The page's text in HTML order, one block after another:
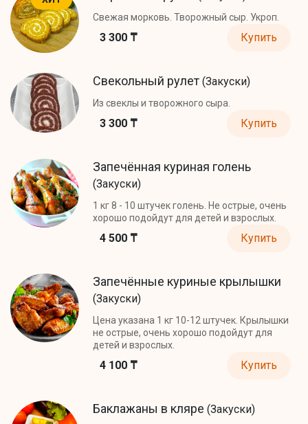
Свежая морковь. Творожный сыр. Укроп.
3 300 ₸ Купить
Свекольный рулет (Закуски)
Из свеклы и творожного сыра.
3 300 ₸ Купить
Запечённая куриная голень
(Закуски)
1 кг 8 - 10 штучек голень. Не острые, очень
хорошо подойдут для детей и взрослых.
4 500 ₸ Купить
Запечённые куриные крылышки
(Закуски)
Цена указана 1 кг 10-12 штучек. Крылышки
не острые, очень хорошо подойдут для
детей и взрослых.
4 100 ₸ Купить
Баклажаны в кляре (Закуски)